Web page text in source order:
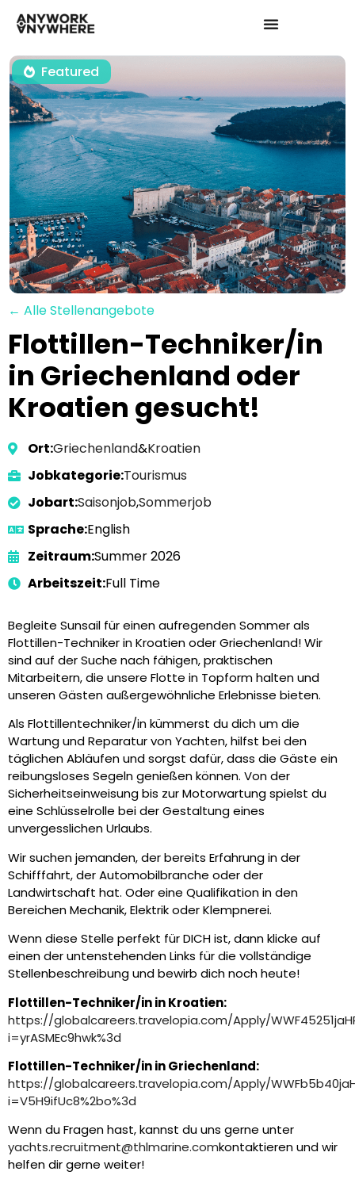
Featured
← Alle Stellenangebote
Flottillen-Techniker/in
in Griechenland oder
Kroatien gesucht!
Ort:Griechenland&Kroatien
Jobkategorie:Tourismus
Jobart:Saisonjob,Sommerjob
Sprache:English
Zeitraum:Summer 2026
Arbeitszeit:Full Time
Begleite Sunsail für einen aufregenden Sommer als
Flottillen-Techniker in Kroatien oder Griechenland! Wir
sind auf der Suche nach fähigen, praktischen
Mitarbeitern, die unsere Flotte in Topform halten und
unseren Gästen außergewöhnliche Erlebnisse bieten.
Als Flottillentechniker/in kümmerst du dich um die
Wartung und Reparatur von Yachten, hilfst bei den
täglichen Abläufen und sorgst dafür, dass die Gäste ein
reibungsloses Segeln genießen können. Von der
Sicherheitseinweisung bis zur Motorwartung spielst du
eine Schlüsselrolle bei der Gestaltung eines
unvergesslichen Urlaubs.
Wir suchen jemanden, der bereits Erfahrung in der
Schifffahrt, der Automobilbranche oder der
Landwirtschaft hat. Oder eine Qualifikation in den
Bereichen Mechanik, Elektrik oder Klempnerei.
Wenn diese Stelle perfekt für DICH ist, dann klicke auf
einen der untenstehenden Links für die vollständige
Stellenbeschreibung und bewirb dich noch heute!
Flottillen-Techniker/in in Kroatien:
https://globalcareers.travelopia.com/Apply/
i=yrASMEc9hwk%3d
Flottillen-Techniker/in in Griechenland:
https://globalcareers.travelopia.com/Apply/
i=V5H9ifUc8%2bo%3d
Wenn du Fragen hast, kannst du uns gerne unter
yachts.recruitment@thlmarine.comkontaktierenund wir
helfen dir gerne weiter!